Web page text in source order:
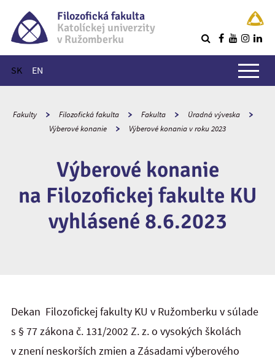
Filozofická fakulta
Katolíckej univerzity
v Ružomberku
SK EN
Hlavné menu
Fakulty Filozofická fakulta Fakulta
Úradná výveska
Výberové konanie
Výberové konania v roku 2023
Výberové konanie
na Filozofickej fakulte KU
vyhlásené 8.6.2023
Dekan Filozofickej fakulty KU v Ružomberku v súlade
s § 77 zákona č. 131/2002 Z. z. o vysokých školách
v znení neskorších zmien a Zásadami výberového